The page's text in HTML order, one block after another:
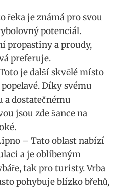
řeka je ⁤známá pro svou⁢
potenciál.
propastiny a ⁣proudy,
preferuje.
je další skvělé místo
Díky svému
dostatečnému
jsou zde⁢ šance na
– Tato oblast nabízí‍
a je oblíbeným‌
tak⁣ pro ⁢turisty. Vrba
pohybuje blízko ‍břehů,